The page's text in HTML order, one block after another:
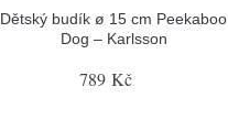
Dětský budík ø 15 cm Peekaboo
Dog – Karlsson
789 Kč